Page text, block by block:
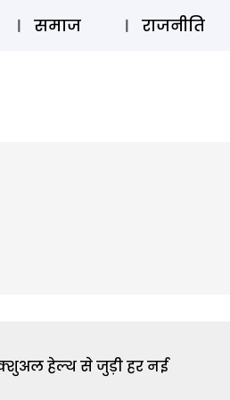
लॉग इन ⚲
समाज राजनीति
हेल्थ से जुड़ी हर नई